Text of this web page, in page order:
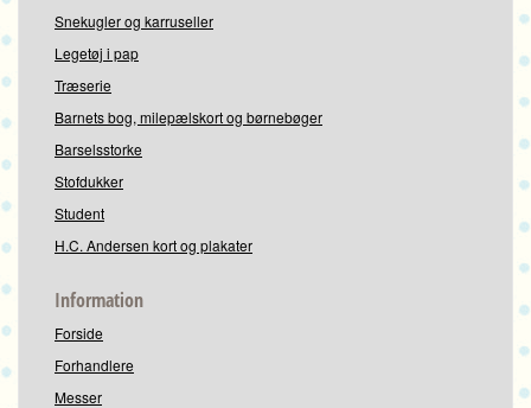
Snekugler og karruseller
Legetøj i pap
Træserie
Barnets bog, milepælskort og børnebøger
Barselsstorke
Stofdukker
Student
H.C. Andersen kort og plakater
Information
Forside
Forhandlere
Messer